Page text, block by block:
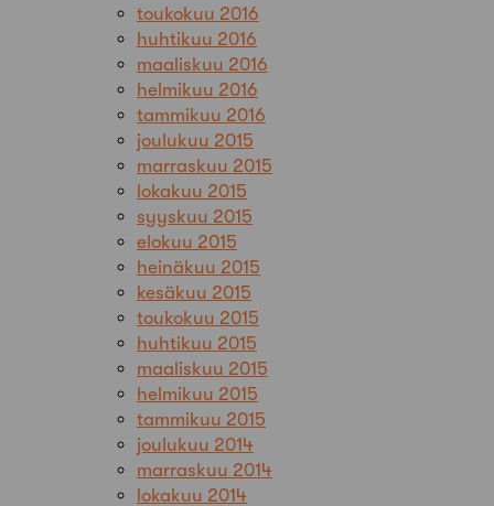
toukokuu 2016
huhtikuu 2016
maaliskuu 2016
helmikuu 2016
tammikuu 2016
joulukuu 2015
marraskuu 2015
lokakuu 2015
syyskuu 2015
elokuu 2015
heinäkuu 2015
kesäkuu 2015
toukokuu 2015
huhtikuu 2015
maaliskuu 2015
helmikuu 2015
tammikuu 2015
joulukuu 2014
marraskuu 2014
lokakuu 2014